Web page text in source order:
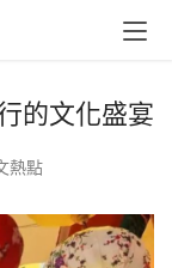
的文化盛宴
熱點